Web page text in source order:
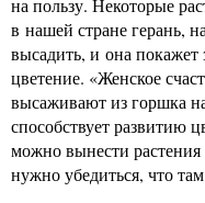
на пользу. Некоторые
в нашей стране герань,
высадить, и она
цветение. «Женское
высаживают из горшка
способствует развитию
можно вынести
нужно убедиться, что